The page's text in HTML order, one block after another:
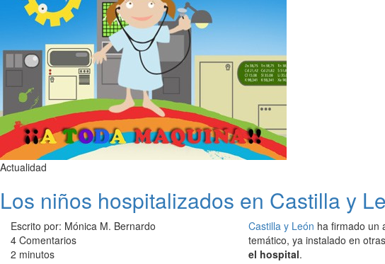
Actualidad
Los niños hospitalizados en Castilla y
Escrito por: Mónica M. Bernardo
4 Comentarios
2 minutos
Castilla y León ha firmado un
temático, ya instalado en
el hospital.